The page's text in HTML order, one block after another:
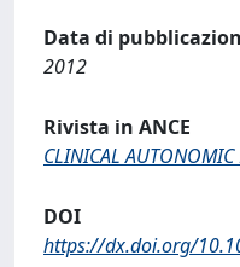
Data di
2012
Rivista in ANCE
CLINICAL AUTONOMIC
DOI
https://dx.doi.org/